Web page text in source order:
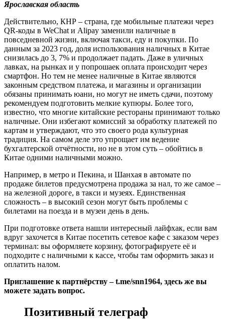
Ярославская область
Действительно, КНР – страна, где мобильные платежи через
QR-коды в WeChat и Alipay заменили наличные в
повседневной жизни, включая такси, еду и покупки. По
данным за 2023 год, доля использования наличных в Китае
снизилась до 3, 7% и продолжает падать. Даже в уличных
лавках, на рынках и у попрошаек оплата происходит через
смартфон. Но тем не менее наличные в Китае являются
законным средством платежа, и магазины и организации
обязаны принимать юани, но могут не иметь сдачи, поэтому
рекомендуем подготовить мелкие купюры. Более того,
известно, что многие китайские рестораны принимают только
наличные. Они избегают комиссий за обработку платежей по
картам и утверждают, что это своего рода культурная
традиция. На самом деле это упрощает им ведение
бухгалтерской отчётности, но не в этом суть – обойтись в
Китае одними наличными можно.
Например, в метро и Пекина, и Шанхая в автомате по
продаже билетов предусмотрена продажа за нал, то же самое –
на железной дороге, в такси и музеях. Единственная
сложность – в высокий сезон могут быть проблемы с
билетами на поезда и в музеи день в день.
При подготовке ответа нашли интересный лайфхак, если вам
вдруг захочется в Китае посетить сетевое кафе с заказом через
терминал: вы оформляете корзину, фотографируете её и
подходите с наличными к кассе, чтобы там оформить заказ и
оплатить налом.
Приглашение к партнёрству – t.me/snn1964, здесь же вы
можете задать вопрос.
Позитивный телеграф